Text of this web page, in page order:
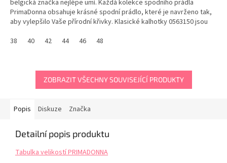
belgická značka nejlépe umí. Každá kolekce spodního prádla
PrimaDonna obsahuje krásné spodní prádlo, které je navrženo tak,
aby vylepšilo Vaše přírodní křivky. Klasické kalhotky 0563150 jsou
38
40 42 44 46 48
ZOBRAZIT VŠECHNY SOUVISEJÍCÍ PRODUKTY
Popis Diskuze Značka
Detailní popis produktu
Tabulka velikostí PRIMADONNA